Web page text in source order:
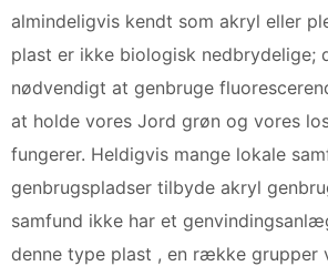
almindeligvis kendt som akryl eller
plast er ikke biologisk nedbrydelige;
nødvendigt at genbruge
at holde vores Jord grøn og vores
fungerer. Heldigvis mange lokale
genbrugspladser tilbyde akryl
samfund ikke har et
denne type plast , en række grupper